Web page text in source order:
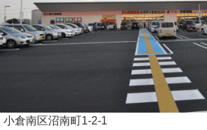
小倉南区沼南町1-2-1